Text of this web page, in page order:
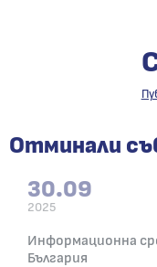
Отминали
30.09
2025
30.09.2025
Информационна
България10:30,